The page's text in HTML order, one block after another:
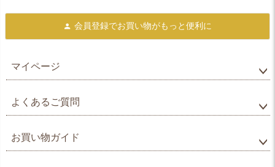
会員登録でお買い物がもっと便利に
マイページ
よくあるご質問
お買い物ガイド